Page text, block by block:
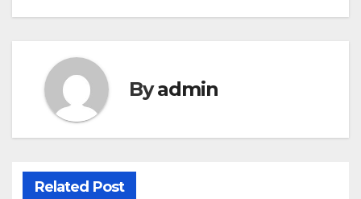
Byadmin
Related Post